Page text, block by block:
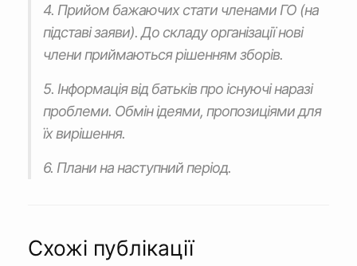
4. Прийом бажаючих стати членами ГО (на
підставі заяви). До складу організації нові
члени приймаються рішенням зборів.
5. Інформація від батьків про існуючі наразі
проблеми. Обмін ідеями, пропозиціями для
їх вирішення.
6. Плани на наступний період.
Схожі публікації